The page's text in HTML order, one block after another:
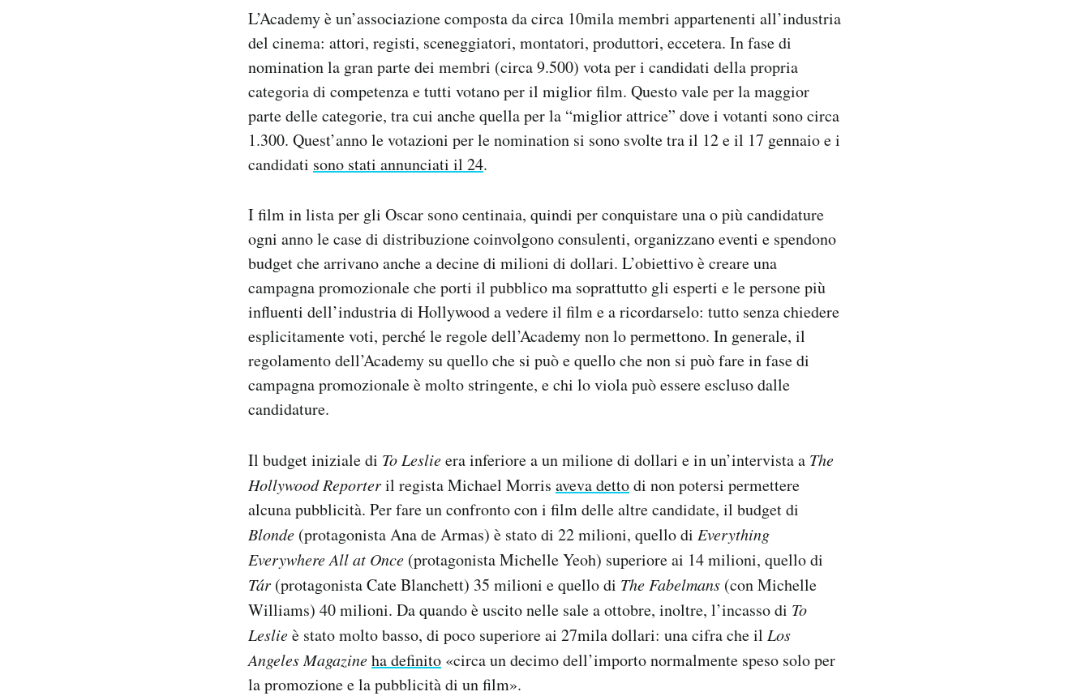
L’Academy è un’associazione composta da circa 10mila membri appartenenti all’industria
del cinema: attori, registi, sceneggiatori, montatori, produttori, eccetera. In fase di
nomination la gran parte dei membri (circa 9.500) vota per i candidati della propria
categoria di competenza e tutti votano per il miglior film. Questo vale per la maggior
parte delle categorie, tra cui anche quella per la “miglior attrice” dove i votanti sono circa
1.300. Quest’anno le votazioni per le nomination si sono svolte tra il 12 e il 17 gennaio e i
candidati sono stati annunciati il 24.
I film in lista per gli Oscar sono centinaia, quindi per conquistare una o più candidature
ogni anno le case di distribuzione coinvolgono consulenti, organizzano eventi e spendono
budget che arrivano anche a decine di milioni di dollari. L’obiettivo è creare una
campagna promozionale che porti il pubblico ma soprattutto gli esperti e le persone più
influenti dell’industria di Hollywood a vedere il film e a ricordarselo: tutto senza chiedere
esplicitamente voti, perché le regole dell’Academy non lo permettono. In generale, il
regolamento dell’Academy su quello che si può e quello che non si può fare in fase di
campagna promozionale è molto stringente, e chi lo viola può essere escluso dalle
candidature.
Il budget iniziale di To Leslieera inferiore a un milione di dollari e in un’intervista a The
Hollywood Reporteril regista Michael Morris aveva dettodi non potersi permettere
alcuna pubblicità. Per fare un confronto con i film delle altre candidate, il budget di
Blonde (protagonista Ana de Armas) è stato di 22 milioni, quello di Everything
Everywhere All at Once (protagonista Michelle Yeoh) superiore ai 14 milioni, quello di
Tár (protagonista Cate Blanchett) 35 milioni e quello di The Fabelmans (con Michelle
Williams) 40 milioni. Da quando è uscito nelle sale a ottobre, inoltre, l’incasso di To
Leslieè stato molto basso, di poco superiore ai 27mila dollari: una cifra che il Los
Angeles Magazineha definito «circa un decimo dell’importo normalmente speso solo per
la promozione e la pubblicità di un film».